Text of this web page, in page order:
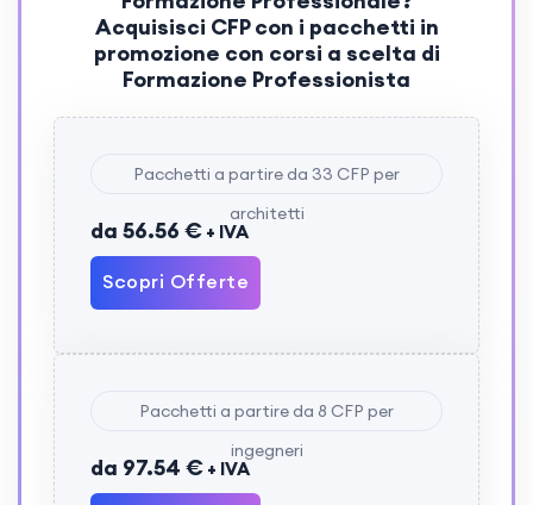
Acquisisci CFPcon i pacchetti in
promozione con corsi a scelta di
Formazione Professionista
Pacchetti a partire da 33 CFP per
architetti
da 56.56 € + IVA
Scopri Offerte
Pacchetti a partire da 8 CFP per
ingegneri
da 97.54 € + IVA